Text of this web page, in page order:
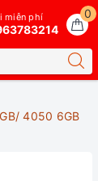
0
miễn phí
4050 6GB